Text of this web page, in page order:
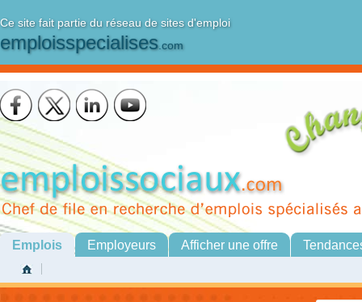
Ce site fait partie du réseau de sites d'emploi
emploisspecialises.com
Emplois Employeurs Afficher une offre